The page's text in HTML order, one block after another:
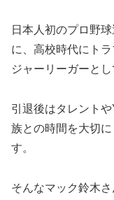
日本人初のプロ野
に、高校時代にト
ジャーリーガーと
引退後はタレント
族との時間を大切
す。
そんなマック鈴木